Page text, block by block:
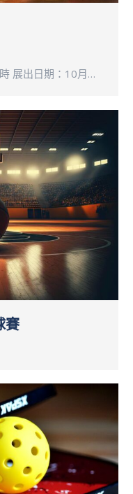
展出日期：10月…
賽